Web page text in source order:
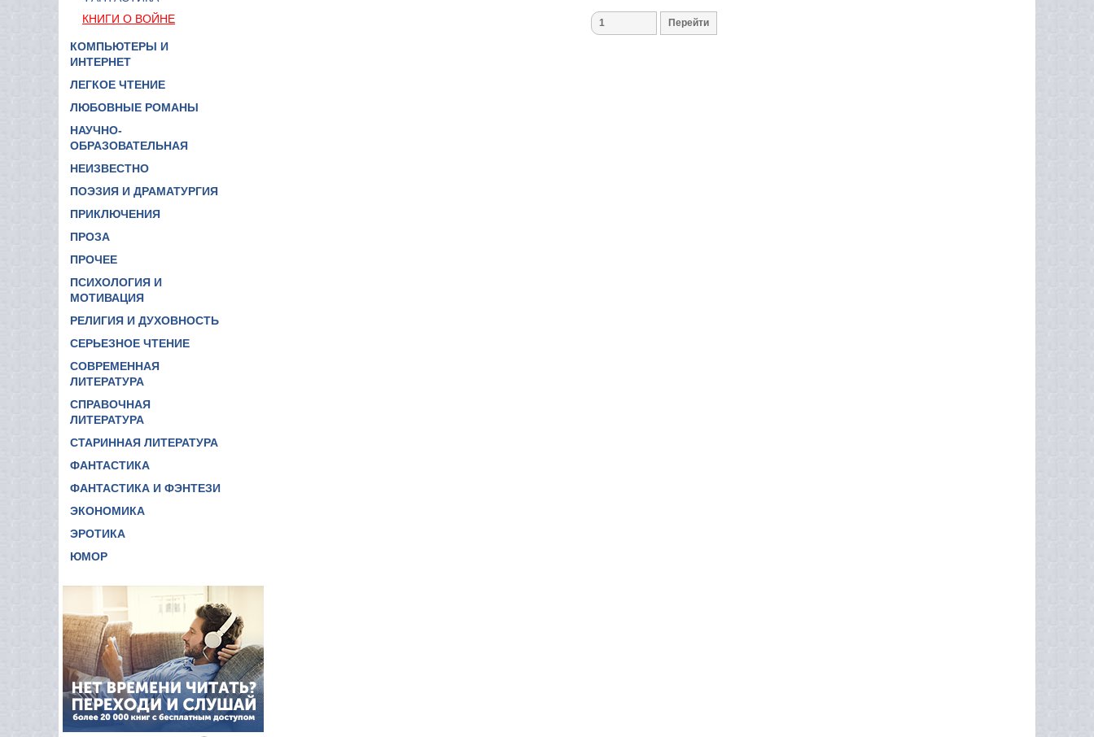
КНИГИ О ВОЙНЕ
КОМПЬЮТЕРЫ И
ИНТЕРНЕТ
ЛЕГКОЕ ЧТЕНИЕ
ЛЮБОВНЫЕ РОМАНЫ
НАУЧНО-
ОБРАЗОВАТЕЛЬНАЯ
НЕИЗВЕСТНО
ПОЭЗИЯ И ДРАМАТУРГИЯ
ПРИКЛЮЧЕНИЯ
ПРОЗА
ПРОЧЕЕ
ПСИХОЛОГИЯ И
МОТИВАЦИЯ
РЕЛИГИЯ И ДУХОВНОСТЬ
СЕРЬЕЗНОЕ ЧТЕНИЕ
СОВРЕМЕННАЯ
ЛИТЕРАТУРА
СПРАВОЧНАЯ
ЛИТЕРАТУРА
СТАРИННАЯ ЛИТЕРАТУРА
ФАНТАСТИКА
ФАНТАСТИКА И ФЭНТЕЗИ
ЭКОНОМИКА
ЭРОТИКА
ЮМОР